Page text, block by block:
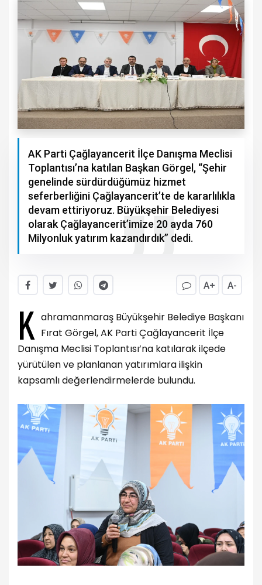
AK Parti Çağlayancerit İlçe Danışma Meclisi
Toplantısı’na katılan Başkan Görgel, “Şehir
genelinde sürdürdüğümüz hizmet
seferberliğini Çağlayancerit’te de kararlılıkla
devam ettiriyoruz. Büyükşehir Belediyesi
olarak Çağlayancerit’imize 20 ayda 760
Milyonluk yatırım kazandırdık” dedi.
A+ A-
K ahramanmaraş Büyükşehir Belediye Başkanı
Fırat Görgel, AK Parti Çağlayancerit İlçe
Danışma Meclisi Toplantısı’na katılarak ilçede
yürütülen ve planlanan yatırımlara ilişkin
kapsamlı değerlendirmelerde bulundu.